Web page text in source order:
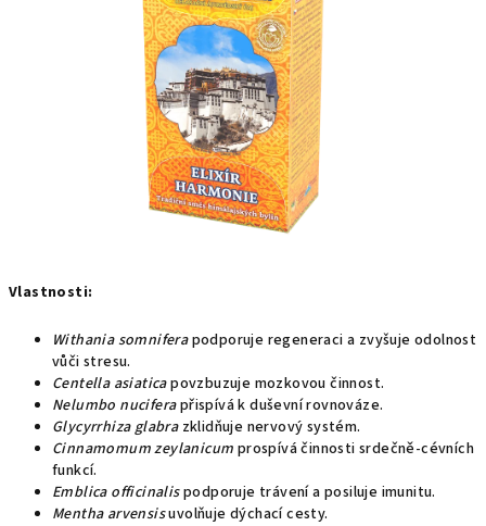
Vlastnosti:
Withania somniferapodporuje regeneraci a zvyšuje odolnost
vůči stresu.
Centella asiaticapovzbuzuje mozkovou činnost.
Nelumbo nuciferapřispívá k duševní rovnováze.
Glycyrrhiza glabrazklidňuje nervový systém.
Cinnamomum zeylanicum prospívá činnosti srdečně-cévních
funkcí.
Emblica officinalispodporuje trávení a posiluje imunitu.
Mentha arvensisuvolňuje dýchací cesty.